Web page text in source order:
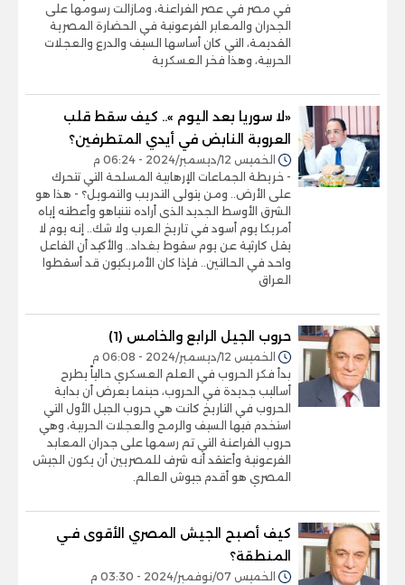
في مصر في عصر الفراعنة، ومازالت رسومها على
الجدران والمعابر الفرعونية في الحضارة المصرية
القديمة، التي كان أساسها السيف والدرع والعجلات
الحربية، وهذا فخر العسكرية
«لا سوريا بعد اليوم ».. كيف سقط قلب
العروبة النابض في أيدي المتطرفين؟
الخميس 12/ديسمبر/2024 - 06:24 م
- خريطة الجماعات الإرهابية المسلحة التي تتحرك
على الأرض.. ومن يتولى التدريب والتمويل؟ - هذا هو
الشرق الأوسط الجديد الذى أراده نتنياهو وأعطته إياه
أمريكا يوم أسود في تاريخ العرب ولا شك.. إنه يوم لا
يقل كارثية عن يوم سقوط بغداد.. والأكيد أن الفاعل
واحد في الحالتين.. فإذا كان الأمريكيون قد أسقطوا
العراق
حروب الجيل الرابع والخامس (1)
الخميس 12/ديسمبر/2024 - 06:08 م
بدأ فكر الحروب في العلم العسكري حالياً يطرح
أساليب جديدة في الحروب، حينما يعرض أن بداية
الحروب في التاريخ كانت هي حروب الجيل الأول التي
استخدم فيها السيف والرمح والعجلات الحربية، وهي
حروب الفراعنة التي تم رسمها على جدران المعابد
الفرعونية وأعتقد أنه شرف للمصريين أن يكون الجيش
المصري هو أقدم جيوش العالم.
كيف أصبح الجيش المصري الأقوى فـي
المنطقة؟
الخميس 07/نوفمبر/2024 - 03:30 م